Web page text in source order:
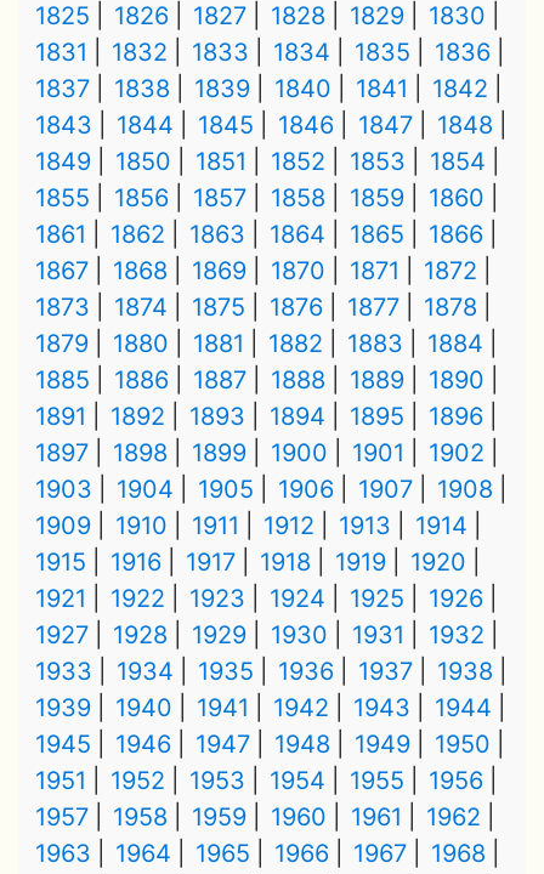
1825
1826 1827 1828 1829
1830
1831
1832 1833 1834 1835
1836
1837
1838 1839 1840 1841
1842
1843
1844 1845 1846 1847
1848
1849
1850 1851 1852 1853
1854
1855
1856 1857 1858 1859
1860
1861
1862 1863 1864 1865
1866
1867
1868 1869 1870 1871
1872
1873
1874 1875 1876 1877
1878
1879
1880 1881 1882 1883
1884
1885
1886 1887 1888 1889
1890
1891
1892 1893 1894 1895
1896
1897
1898 1899 1900 1901
1902
1903
1904 1905 1906 1907
1908
1909
1910 1911 1912 1913
1914
1915
1916 1917 1918 1919
1920
1921
1922 1923 1924 1925
1926
1927
1928 1929 1930 1931
1932
1933
1934 1935 1936 1937
1938
1939
1940 1941 1942 1943
1944
1945
1946 1947 1948 1949
1950
1951
1952 1953 1954 1955
1956
1957
1958 1959 1960 1961
1962
1963
1964 1965 1966 1967
1968